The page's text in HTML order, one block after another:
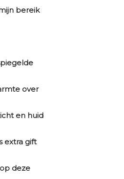
bereik
over
en huid
extra gift
op deze